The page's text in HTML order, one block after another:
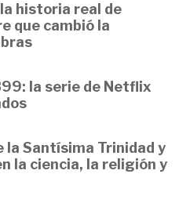
historia real de
que cambió la
la serie de Netflix
Santísima Trinidad y
la ciencia, la religión y